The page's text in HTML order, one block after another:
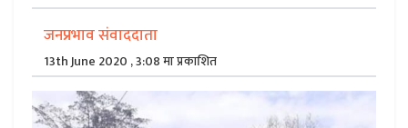
जनप्रभाव संवाददाता
13th June 2020 , 3:08 मा प्रकाशित